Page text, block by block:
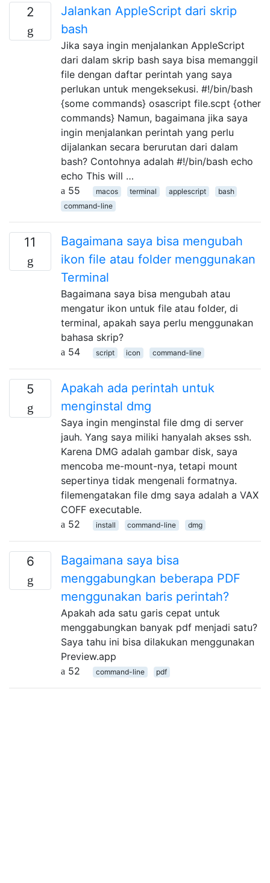
2
Jalankan AppleScript dari skrip
bash
Jika saya ingin menjalankan AppleScript
dari dalam skrip bash saya bisa memanggil
file dengan daftar perintah yang saya
perlukan untuk mengeksekusi. #!/bin/bash
{some commands} osascript file.scpt {other
commands} Namun, bagaimana jika saya
ingin menjalankan perintah yang perlu
dijalankan secara berurutan dari dalam
bash? Contohnya adalah #!/bin/bash echo
echo This will …
55
macos terminal applescript
bash
command-line
11
Bagaimana saya bisa mengubah
ikon file atau folder menggunakan
Terminal
Bagaimana saya bisa mengubah atau
mengatur ikon untuk file atau folder, di
terminal, apakah saya perlu menggunakan
bahasa skrip?
54
script icon command-line
5
Apakah ada perintah untuk
menginstal dmg
Saya ingin menginstal file dmg di server
jauh. Yang saya miliki hanyalah akses ssh.
Karena DMG adalah gambar disk, saya
mencoba me-mount-nya, tetapi mount
sepertinya tidak mengenali formatnya.
filemengatakan file dmg saya adalah a VAX
COFF executable.
52
install command-line dmg
6
Bagaimana saya bisa
menggabungkan beberapa PDF
menggunakan baris perintah?
Apakah ada satu garis cepat untuk
menggabungkan banyak pdf menjadi satu?
Saya tahu ini bisa dilakukan menggunakan
Preview.app
52
command-line pdf